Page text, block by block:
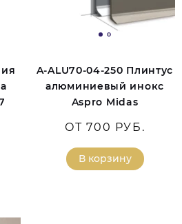
A-ALU70-04-250 Плинтус
алюминиевый инокс
Aspro Midas
ОТ 700 РУБ.
В корзину